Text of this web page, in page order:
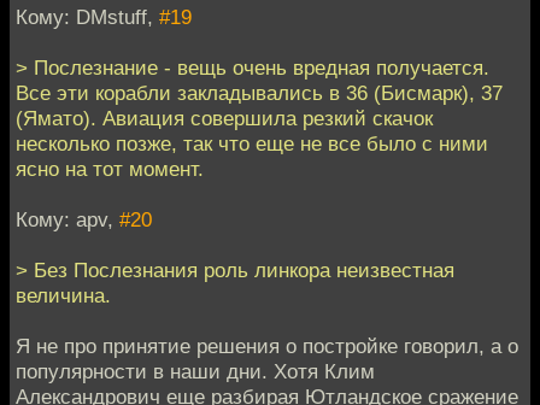
Кому: DMstuff, #19
> Послезнание - вещь очень вредная получается.
Все эти корабли закладывались в 36 (Бисмарк), 37
(Ямато). Авиация совершила резкий скачок
несколько позже, так что еще не все было с ними
ясно на тот момент.
Кому: apv, #20
> Без Послезнания роль линкора неизвестная
величина.
Я не про принятие решения о постройке говорил, а о
популярности в наши дни. Хотя Клим
Александрович еще разбирая Ютландское сражение